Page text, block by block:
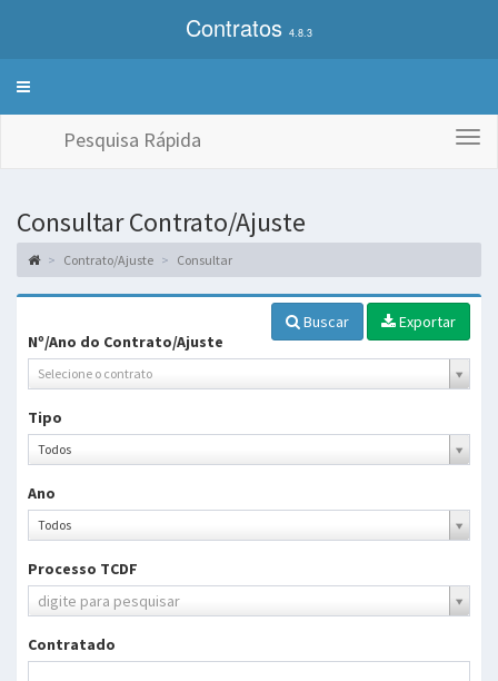
Contratos 4.8.3
Alterna
Pesquisa Rápida
Consultar Contrato/Ajuste
Contrato/Ajuste Consultar
Buscar
Exportar
Nº/Ano do Contrato/Ajuste
Selecione o contrato
Tipo
Todos
Tipo
Ano
Todos
Ano
Processo TCDF
digite para pesquisar
Processo
TCDF
Contratado